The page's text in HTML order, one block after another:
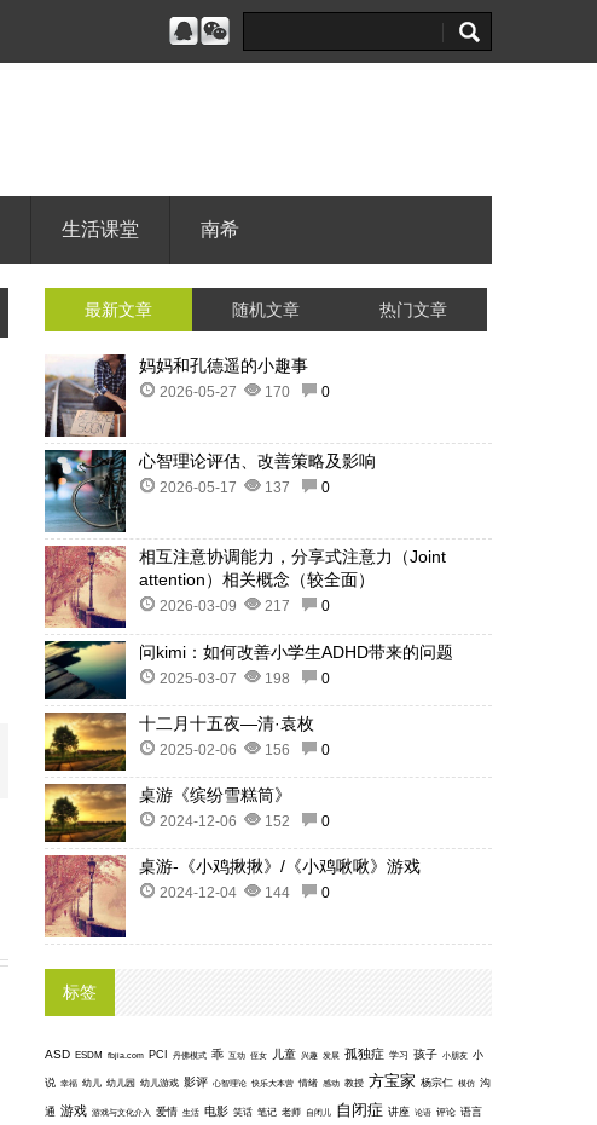
生活课堂 南希
最新文章 随机文章 热门文章
妈妈和孔德遥的小趣事
2026-05-27 170 0
心智理论评估、改善策略及影响
2026-05-17 137 0
相互注意协调能力，分享式注意力（Joint
attention）相关概念（较全面）
2026-03-09 217 0
问kimi：如何改善小学生ADHD带来的问题
2025-03-07 198 0
十二月十五夜—清·袁枚
2025-02-06 156 0
桌游《缤纷雪糕筒》
2024-12-06 152 0
桌游-《小鸡揪揪》/《小鸡啾啾》游戏
2024-12-04 144 0
标签
ASD ESDM fbjia.com PCI 丹佛模式 乖 互动 侄女 儿童 兴趣 发展 孤独症 学习 孩子 小朋友 小
说 幸福 幼儿 幼儿园 幼儿游戏 影评 心智理论 快乐大本营 情绪 感动 教授 方宝家 杨宗仁 模仿 沟
通 游戏 游戏与文化介入 爱情 生活 电影 笑话 笔记 老师 自闭儿 自闭症 讲座 论语 评论 语言